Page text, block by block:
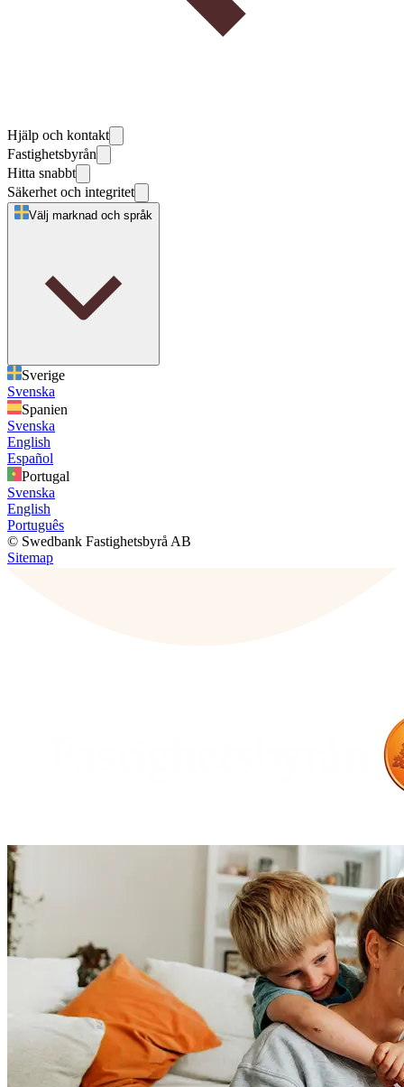
Hjälp och kontakt
Fastighetsbyrån
Hitta snabbt
Säkerhet och integritet
Välj marknad och språk
Sverige
Svenska
Spanien
Svenska
English
Español
Portugal
Svenska
English
Português
© Swedbank Fastighetsbyrå AB
Sitemap